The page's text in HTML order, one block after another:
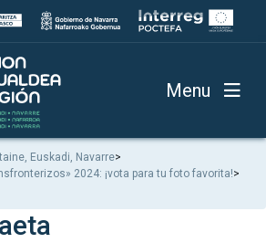
Menu
Euskadi, Navarre>
2024: ¡vota para tu foto favorita!>